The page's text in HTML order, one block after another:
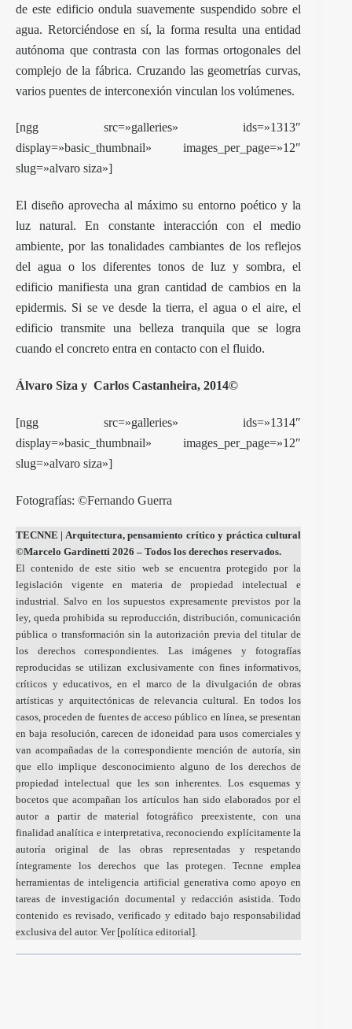
de este edificio ondula suavemente suspendido sobre el
agua. Retorciéndose en sí, la forma resulta una entidad
autónoma que contrasta con las formas ortogonales del
complejo de la fábrica. Cruzando las geometrías curvas,
varios puentes de interconexión vinculan los volúmenes.
[ngg src=»galleries» ids=»1313″
display=»basic_thumbnail» images_per_page=»12″
slug=»alvaro siza»]
El diseño aprovecha al máximo su entorno poético y la
luz natural. En constante interacción con el medio
ambiente, por las tonalidades cambiantes de los reflejos
del agua o los diferentes tonos de luz y sombra, el
edificio manifiesta una gran cantidad de cambios en la
epidermis. Si se ve desde la tierra, el agua o el aire, el
edificio transmite una belleza tranquila que se logra
cuando el concreto entra en contacto con el fluido.
Álvaro Siza y Carlos Castanheira, 2014©
[ngg src=»galleries» ids=»1314″
display=»basic_thumbnail» images_per_page=»12″
slug=»alvaro siza»]
Fotografías: ©Fernando Guerra
TECNNE | Arquitectura, pensamiento crítico y práctica cultural
©Marcelo Gardinetti 2026 – Todos los derechos reservados.
El contenido de este sitio web se encuentra protegido por la
legislación vigente en materia de propiedad intelectual e
industrial. Salvo en los supuestos expresamente previstos por la
ley, queda prohibida su reproducción, distribución, comunicación
pública o transformación sin la autorización previa del titular de
los derechos correspondientes. Las imágenes y fotografías
reproducidas se utilizan exclusivamente con fines informativos,
críticos y educativos, en el marco de la divulgación de obras
artísticas y arquitectónicas de relevancia cultural. En todos los
casos, proceden de fuentes de acceso público en línea, se presentan
en baja resolución, carecen de idoneidad para usos comerciales y
van acompañadas de la correspondiente mención de autoría, sin
que ello implique desconocimiento alguno de los derechos de
propiedad intelectual que les son inherentes. Los esquemas y
bocetos que acompañan los artículos han sido elaborados por el
autor a partir de material fotográfico preexistente, con una
finalidad analítica e interpretativa, reconociendo explícitamente la
autoría original de las obras representadas y respetando
íntegramente los derechos que las protegen. Tecnne emplea
herramientas de inteligencia artificial generativa como apoyo en
tareas de investigación documental y redacción asistida. Todo
contenido es revisado, verificado y editado bajo responsabilidad
exclusiva del autor. Ver [política editorial].